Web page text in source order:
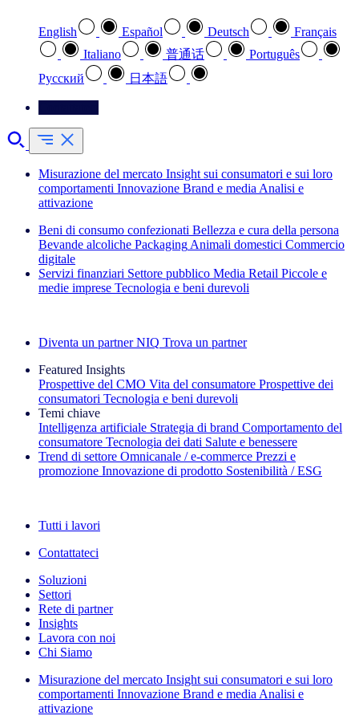
English Español Deutsch
Français
Italiano
普通话
Português
Pусский
日本語
Misurazione del mercato Insight sui consumatori e sui loro
comportamenti Innovazione Brand e media Analisi e
attivazione
Beni di consumo confezionati Bellezza e cura della persona
Bevande alcoliche Packaging Animali domestici Commercio
digitale
Servizi finanziari Settore pubblico Media Retail Piccole e
medie imprese Tecnologia e beni durevoli
Diventa un partner NIQ Trova un partner
Featured Insights
Prospettive del CMO Vita del consumatore Prospettive dei
consumatori Tecnologia e beni durevoli
Temi chiave
Intelligenza artificiale Strategia di brand Comportamento del
consumatore Tecnologia dei dati Salute e benessere
Trend di settore Omnicanale / e‑commerce Prezzi e
promozione Innovazione di prodotto Sostenibilità / ESG
Tutti i lavori
Contattateci
Soluzioni
Settori
Rete di partner
Insights
Lavora con noi
Chi Siamo
Misurazione del mercato Insight sui consumatori e sui loro
comportamenti Innovazione Brand e media Analisi e
attivazione